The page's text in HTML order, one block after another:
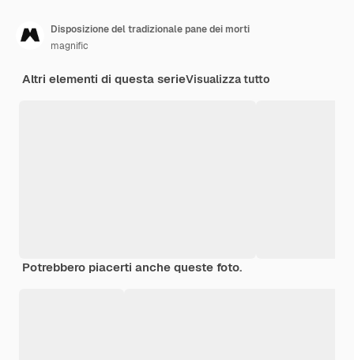
Disposizione del tradizionale pane dei morti
magnific
Altri elementi di questa serieVisualizza tutto
Potrebbero piacerti anche queste foto.